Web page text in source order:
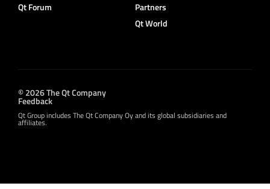
Qt Forum
Partners
Qt World
© 2026 The Qt Company
Feedback
Qt Group includes The Qt Company Oy and its global subsidiaries and
affiliates.